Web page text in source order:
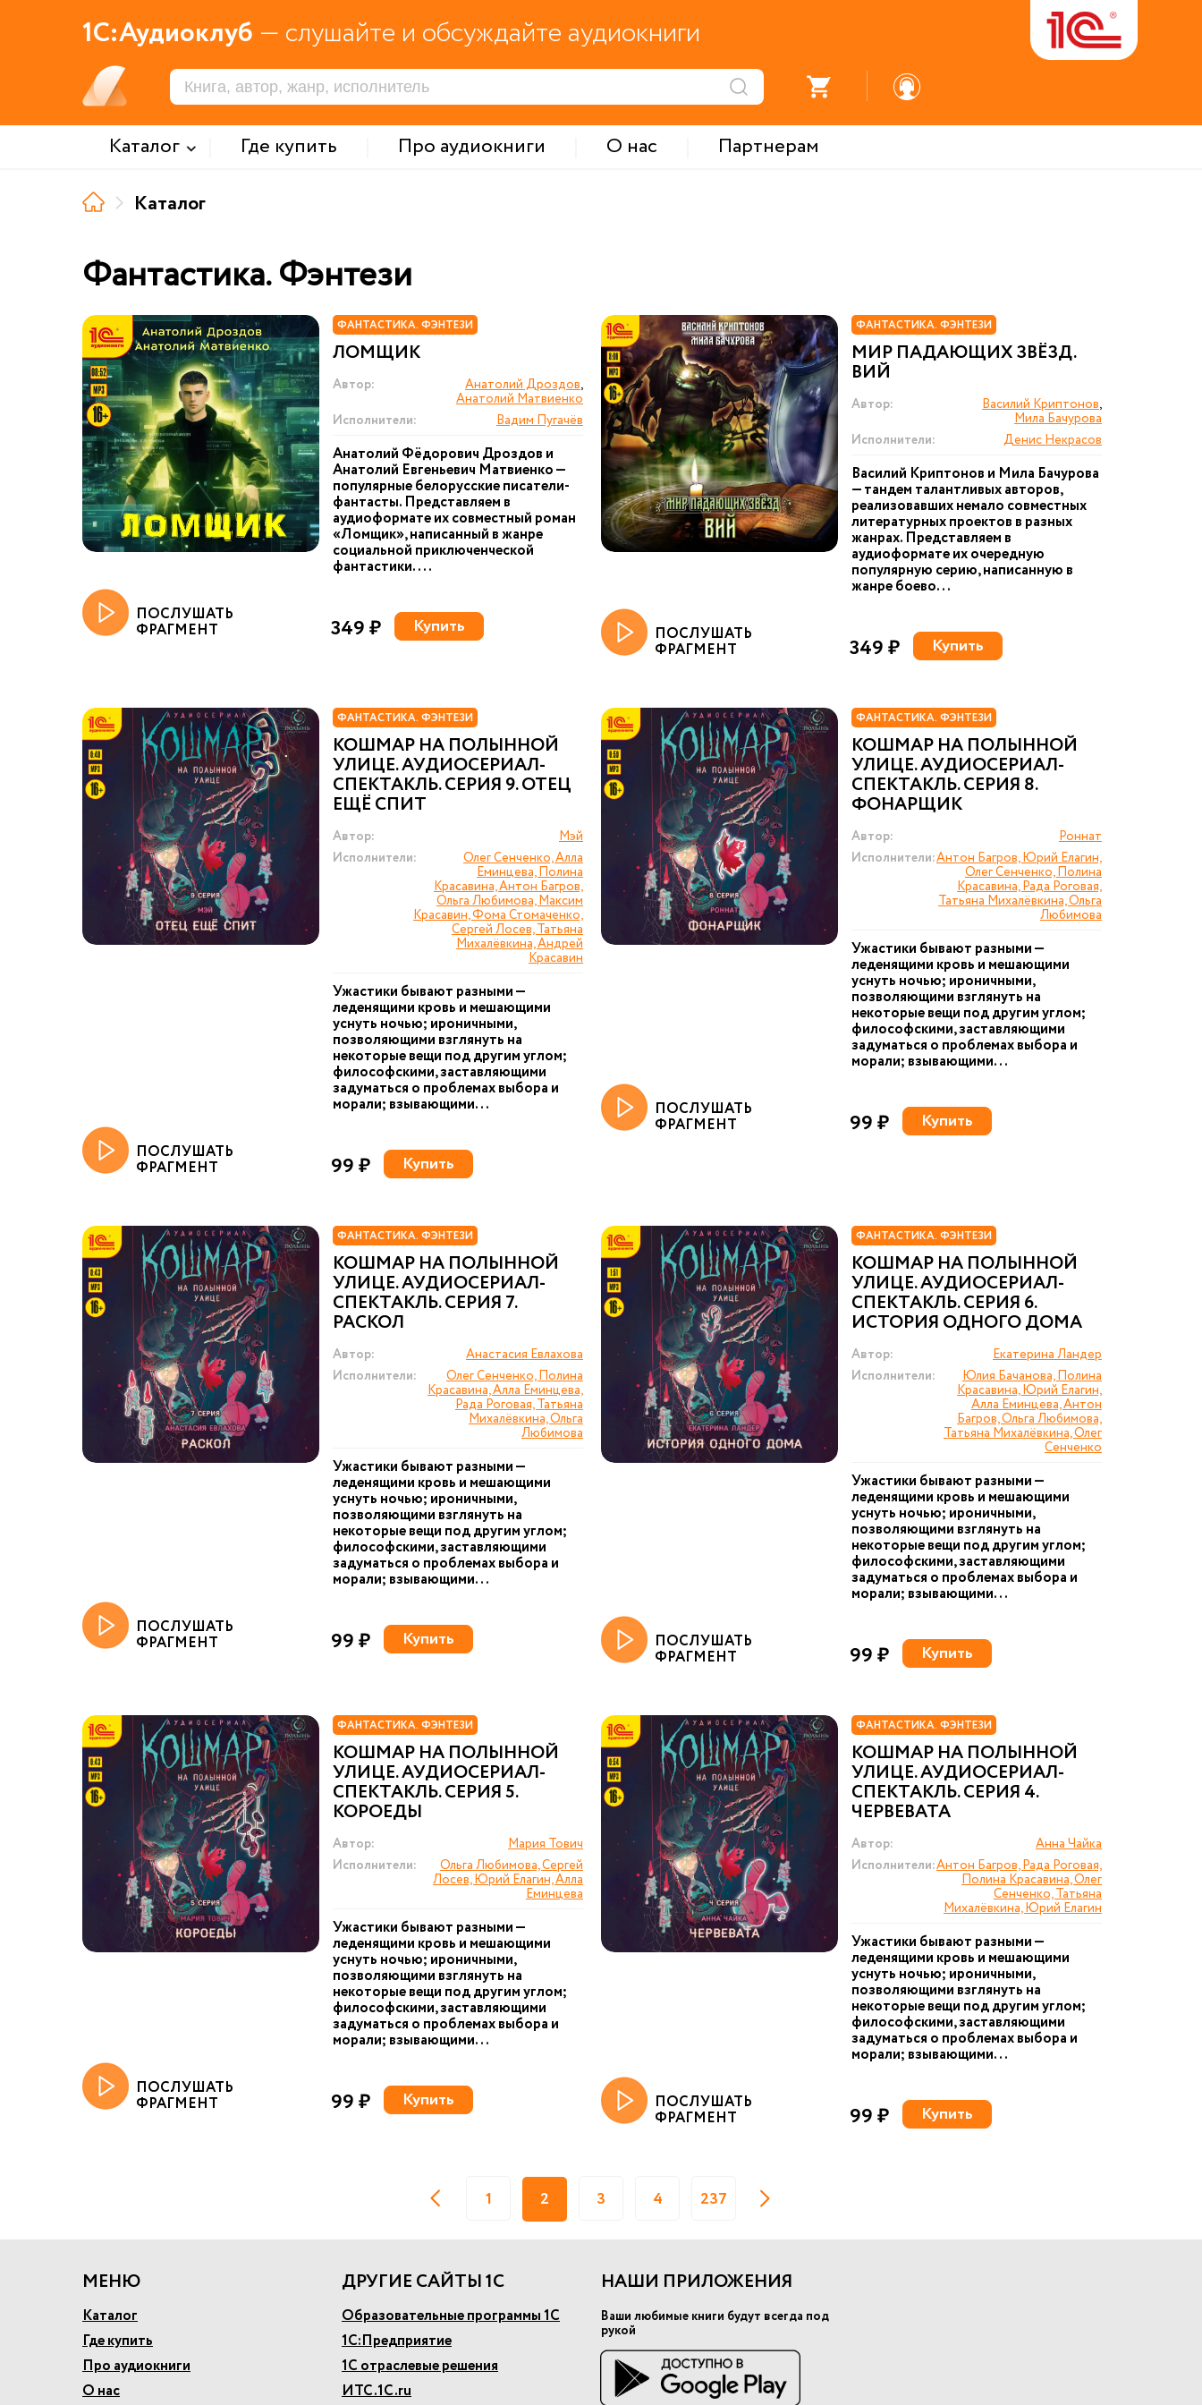
1С:Аудиоклуб — слушайте и обсуждайте аудиокниги
Каталог Где купить Про аудиокниги О нас
Партнерам
Каталог
Фантастика. Фэнтези
ФАНТАСТИКА. ФЭНТЕЗИ
ЛОМЩИК
Автор: Анатолий Дроздов,
Анатолий Матвиенко
Исполнители:
Вадим Пугачёв
Анатолий Фёдорович Дроздов и
Анатолий Евгеньевич Матвиенко —
популярные белорусские писатели-
фантасты. Представляем в
аудиоформате их совместный роман
«Ломщик», написанный в жанре
социальной приключенческой
фантастики....
ПОСЛУШАТЬ
ФРАГМЕНТ 349 ₽ Купить
ФАНТАСТИКА. ФЭНТЕЗИ
МИР ПАДАЮЩИХ ЗВЁЗД.
ВИЙ
Автор: Василий Криптонов,
Мила Бачурова
Исполнители:
Денис Некрасов
Василий Криптонов и Мила Бачурова
— тандем талантливых авторов,
реализовавших немало совместных
литературных проектов в разных
жанрах. Представляем в
аудиоформате их очередную
популярную серию, написанную в
жанре боево...
ПОСЛУШАТЬ
ФРАГМЕНТ 349 ₽ Купить
ФАНТАСТИКА. ФЭНТЕЗИ
КОШМАР НА ПОЛЫННОЙ
УЛИЦЕ. АУДИОСЕРИАЛ-
СПЕКТАКЛЬ. СЕРИЯ 9. ОТЕЦ
ЕЩЁ СПИТ
Автор:
Мэй
Исполнители:
Олег Сенченко, Алла
Еминцева, Полина
Красавина, Антон Багров,
Ольга Любимова, Максим
Красавин, Фома Стомаченко,
Сергей Лосев, Татьяна
Михалёвкина, Андрей
Красавин
Ужастики бывают разными —
леденящими кровь и мешающими
уснуть ночью; ироничными,
позволяющими взглянуть на
некоторые вещи под другим углом;
философскими, заставляющими
задуматься о проблемах выбора и
морали; взывающими...
ПОСЛУШАТЬ
ФРАГМЕНТ 99 ₽ Купить
ФАНТАСТИКА. ФЭНТЕЗИ
КОШМАР НА ПОЛЫННОЙ
УЛИЦЕ. АУДИОСЕРИАЛ-
СПЕКТАКЛЬ. СЕРИЯ 8.
ФОНАРЩИК
Автор:
Роннат
Исполнители:Антон Багров, Юрий Елагин,
Олег Сенченко, Полина
Красавина, Рада Роговая,
Татьяна Михалёвкина, Ольга
Любимова
Ужастики бывают разными —
леденящими кровь и мешающими
уснуть ночью; ироничными,
позволяющими взглянуть на
некоторые вещи под другим углом;
философскими, заставляющими
задуматься о проблемах выбора и
морали; взывающими...
ПОСЛУШАТЬ
ФРАГМЕНТ 99 ₽ Купить
ФАНТАСТИКА. ФЭНТЕЗИ
КОШМАР НА ПОЛЫННОЙ
УЛИЦЕ. АУДИОСЕРИАЛ-
СПЕКТАКЛЬ. СЕРИЯ 7.
РАСКОЛ
Автор:
Анастасия Евлахова
Исполнители:
Олег Сенченко, Полина
Красавина, Алла Еминцева,
Рада Роговая, Татьяна
Михалёвкина, Ольга
Любимова
Ужастики бывают разными —
леденящими кровь и мешающими
уснуть ночью; ироничными,
позволяющими взглянуть на
некоторые вещи под другим углом;
философскими, заставляющими
задуматься о проблемах выбора и
морали; взывающими...
ПОСЛУШАТЬ
ФРАГМЕНТ 99 ₽ Купить
ФАНТАСТИКА. ФЭНТЕЗИ
КОШМАР НА ПОЛЫННОЙ
УЛИЦЕ. АУДИОСЕРИАЛ-
СПЕКТАКЛЬ. СЕРИЯ 6.
ИСТОРИЯ ОДНОГО ДОМА
Автор:
Екатерина Ландер
Исполнители:
Юлия Бачанова, Полина
Красавина, Юрий Елагин,
Алла Еминцева, Антон
Багров, Ольга Любимова,
Татьяна Михалёвкина, Олег
Сенченко
Ужастики бывают разными —
леденящими кровь и мешающими
уснуть ночью; ироничными,
позволяющими взглянуть на
некоторые вещи под другим углом;
философскими, заставляющими
задуматься о проблемах выбора и
морали; взывающими...
ПОСЛУШАТЬ
ФРАГМЕНТ 99 ₽ Купить
ФАНТАСТИКА. ФЭНТЕЗИ
КОШМАР НА ПОЛЫННОЙ
УЛИЦЕ. АУДИОСЕРИАЛ-
СПЕКТАКЛЬ. СЕРИЯ 5.
КОРОЕДЫ
Автор:
Мария Тович
Исполнители:
Ольга Любимова, Сергей
Лосев, Юрий Елагин, Алла
Еминцева
Ужастики бывают разными —
леденящими кровь и мешающими
уснуть ночью; ироничными,
позволяющими взглянуть на
некоторые вещи под другим углом;
философскими, заставляющими
задуматься о проблемах выбора и
морали; взывающими...
ПОСЛУШАТЬ
ФРАГМЕНТ 99 ₽ Купить
ФАНТАСТИКА. ФЭНТЕЗИ
КОШМАР НА ПОЛЫННОЙ
УЛИЦЕ. АУДИОСЕРИАЛ-
СПЕКТАКЛЬ. СЕРИЯ 4.
ЧЕРВЕВАТА
Автор:
Анна Чайка
Исполнители:Антон Багров, Рада Роговая,
Полина Красавина, Олег
Сенченко, Татьяна
Михалёвкина, Юрий Елагин
Ужастики бывают разными —
леденящими кровь и мешающими
уснуть ночью; ироничными,
позволяющими взглянуть на
некоторые вещи под другим углом;
философскими, заставляющими
задуматься о проблемах выбора и
морали; взывающими...
ПОСЛУШАТЬ
ФРАГМЕНТ 99 ₽ Купить
1 2 3 4 237
МЕНЮ
Каталог
Где купить
Про аудиокниги
О нас
ДРУГИЕ САЙТЫ 1С
Образовательные программы 1С
1С:Предприятие
1С отраслевые решения
ИТС.1С.ru
НАШИ ПРИЛОЖЕНИЯ
Ваши любимые книги будут всегда под
рукой